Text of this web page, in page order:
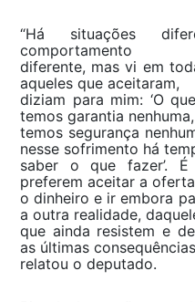
“Há situações
comportamento
diferente, mas vi em
aqueles que aceitaram,
diziam para mim: ‘O
temos garantia
temos segurança
nesse sofrimento há
saber o que fazer’.
preferem aceitar a
o dinheiro e ir embora
a outra realidade,
que ainda resistem e
as últimas
relatou o deputado.